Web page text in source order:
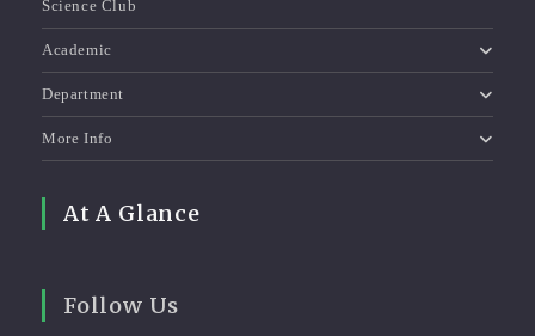
Science Club
Academic
Department
More Info
At A Glance
Follow Us